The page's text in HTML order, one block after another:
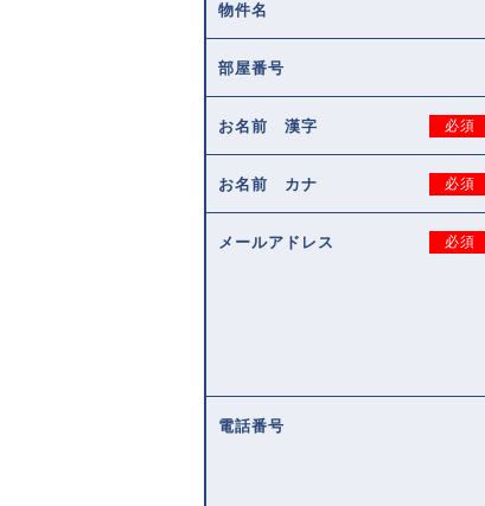
物件名
部屋番号
お名前 漢字 必須
お名前 カナ 必須
メールアドレス 必須
電話番号